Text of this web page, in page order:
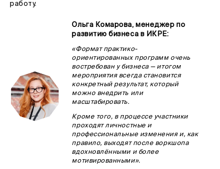
работу.
Ольга Комарова, менеджер по
развитию бизнеса в ИКРЕ:
«Формат практико-
ориентированных программ очень
востребован у бизнеса — итогом
мероприятия всегда становится
конкретный результат, который
можно внедрить или
масштабировать.
Кроме того, в процессе участники
проходят личностные и
профессиональные изменения и, как
правило, выходят после воркшопа
вдохновлёнными и более
мотивированными».